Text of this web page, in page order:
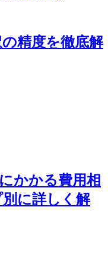
精度を徹底解
かかる費用相
に詳しく解